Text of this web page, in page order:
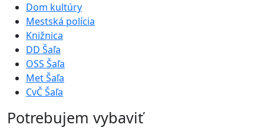
Dom kultúry
Mestská polícia
Knižnica
DD Šaľa
OSS Šaľa
Met Šaľa
CvČ Šaľa
Potrebujem vybaviť